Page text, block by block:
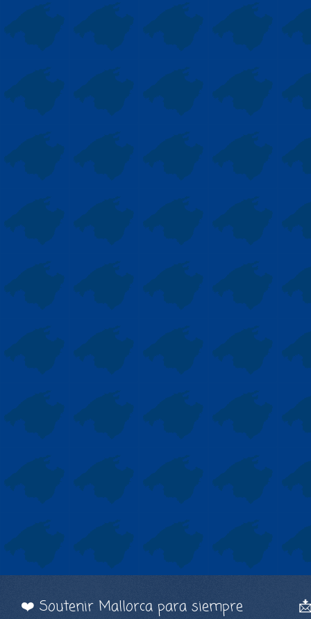
❤️ Soutenir Mallorca para siempre